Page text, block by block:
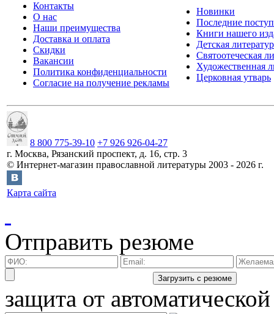
Контакты
О нас
Наши преимущества
Доставка и оплата
Скидки
Вакансии
Политика конфиденциальности
Согласие на получение рекламы
Новинки
Последние
Книги нашего
Детская
Святоотеческая
Художественная
Церковная утварь
8 800 775-39-10 +7 926 926-04-27
г. Москва, Рязанский проспект, д. 16, стр. 3
© Интернет-магазин православной литературы 2003 - 2026 г.
Карта сайта
Отправить резюме
защита от